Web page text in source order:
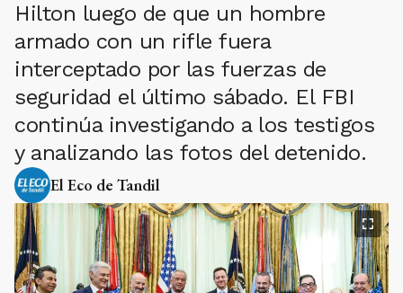
Hilton luego de que un hombre
armado con un rifle fuera
interceptado por las fuerzas de
seguridad el último sábado. El FBI
continúa investigando a los testigos
y analizando las fotos del detenido.
El Eco de Tandil